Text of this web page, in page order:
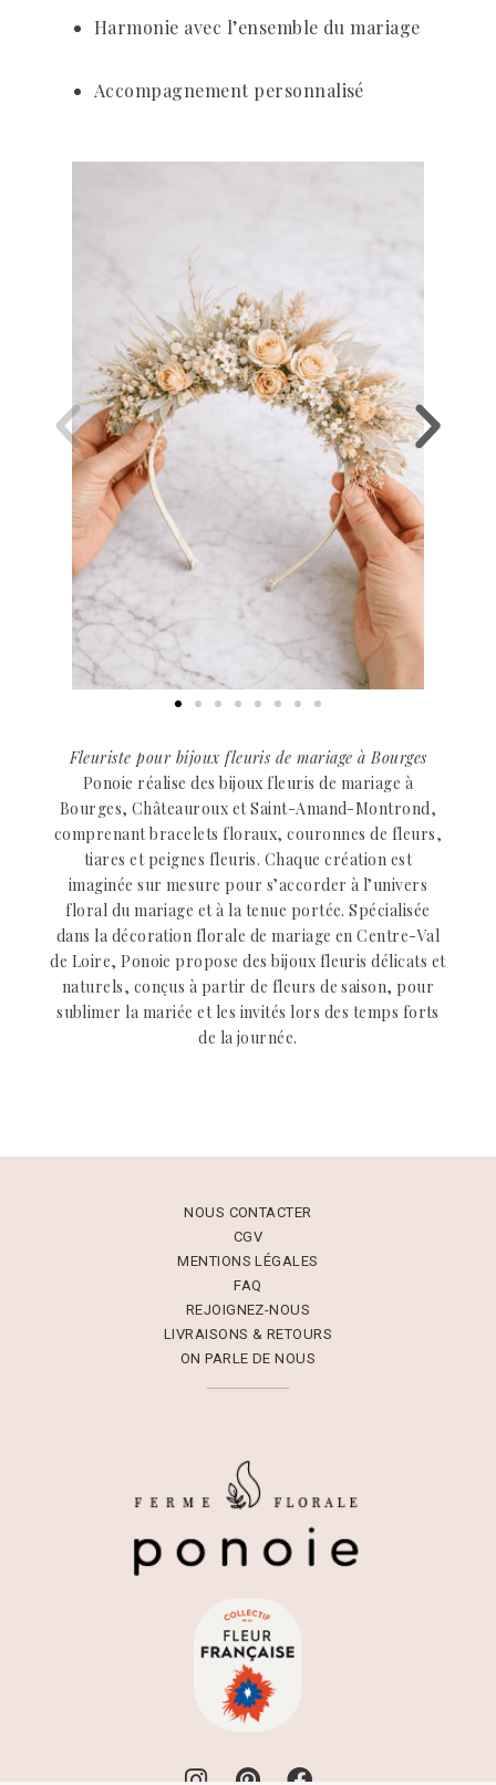
Harmonie avec l’ensemble du mariage
Accompagnement personnalisé
Fleuriste pour bijoux fleuris de mariage à Bourges
Ponoie réalise des bijoux fleuris de mariage à
Bourges, Châteauroux et Saint-Amand-Montrond,
comprenant bracelets floraux, couronnes de fleurs,
tiares et peignes fleuris. Chaque création est
imaginée sur mesure pour s’accorder à l’univers
floral du mariage et à la tenue portée. Spécialisée
dans la décoration florale de mariage en Centre-Val
de Loire, Ponoie propose des bijoux fleuris délicats et
naturels, conçus à partir de fleurs de saison, pour
sublimer la mariée et les invités lors des temps forts
de la journée.
NOUS CONTACTER
CGV
MENTIONS LÉGALES
FAQ
REJOIGNEZ-NOUS
LIVRAISONS & RETOURS
ON PARLE DE NOUS